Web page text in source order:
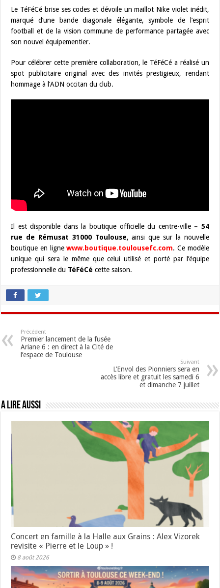
Le TéFéCé brise ses codes et dévoile un maillot Nike violet inédit,
marqué d’une bande diagonale élégante, symbole de l’esprit
football et de la vision commune de performance partagée avec
son nouvel équipementier.
Pour célébrer cette première collaboration, le TéFéCé a réalisé un
spot publicitaire original avec des invités prestigieux, rendant
hommage à l’ADN occitan du club.
Il est disponible dans la boutique officielle du centre-ville – 54
rue de Rémusat 31000 Toulouse, ainsi que sur la nouvelle
boutique en lignewww.boutique.toulousefc.com. Ce modèle
unique qui sera le même que celui utilisé et porté par l’équipe
professionnelle du TéFéCé cette saison.
Précédent
Premier lancement de la fusée
Ariane 6 : en direct à la Cité de
l’espace de Toulouse
Suivant
L’Envol des Pionniers sera en
accès libre et gratuit les samedi 6
et dimanche 7 juillet
A lire aussi
Concert en famille à la Halle aux Grains : Alex Vizorek
revisite « Pierre et le Loup » !
8 août 2026